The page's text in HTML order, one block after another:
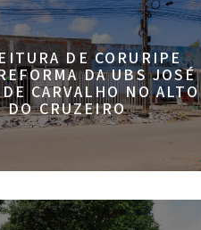
DE CORURIPE
DA UBS JOSÉ
CARVALHO NO ALTO
DO CRUZEIRO